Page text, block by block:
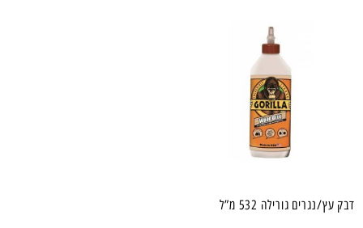
דבק עץ/נגרים גורילה 532 מ”ל